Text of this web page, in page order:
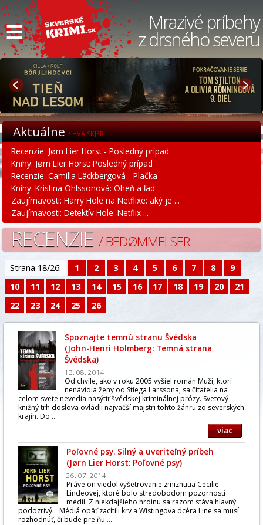
≡ Mrazivé príbehy
z drsného severu
Aktuálne/ HVA SKJER
Recenzie: Jørn Lier Horst - Posledný prípad
Knihy: Jørn Lier Horst: Posledný prípad
Recenzie: Camilla Läckbergová - Plačka
Knihy: Kristina Ohlssonová: Oheň a ľad
Zaujímavosti: Harry Hole na Netflixe: aký je ...
Zaujímavosti: Detektív Hole: Netflix ...
RECENZIE/ BEDØMMELSER
Strana 18/26: 1 2 3 4 5 6 7 8
9
10
11 12 13 14 15 16 17 18 19 20
21
22
23 24 25 26
Spoznajte temnú stranu Švédska
(John-Henri Holmberg: Temná strana
Švédska)
13. 08. 2014
Od chvíle, ako v roku 2005 vyšiel román Muži, ktorí
nenávidia ženy od Stiega Larssona, sa čitatelia na
celom svete nevedia nasýtiť švédskej kriminálnej prózy. Svetový
knižný trh doslova ovládli najväčší majstri tohto žánru zo severských
krajín. Do ...
viac
Poľovné psy. Silný a uveriteľný príbeh
(Jørn Lier Horst: Poľovné psy)
26. 07. 2014
Práve on viedol vyšetrovanie zmiznutia Cecilie
Lindeovej, ktoré bolo stredobodom pozornosti
médií. Z niekdajšieho hrdinu sa razom stáva hlavný
podozrivý. Médiá opäť zacítili krv a Wistingova dcéra Line sa musí
rozhodnúť, či bude pre ňu ...